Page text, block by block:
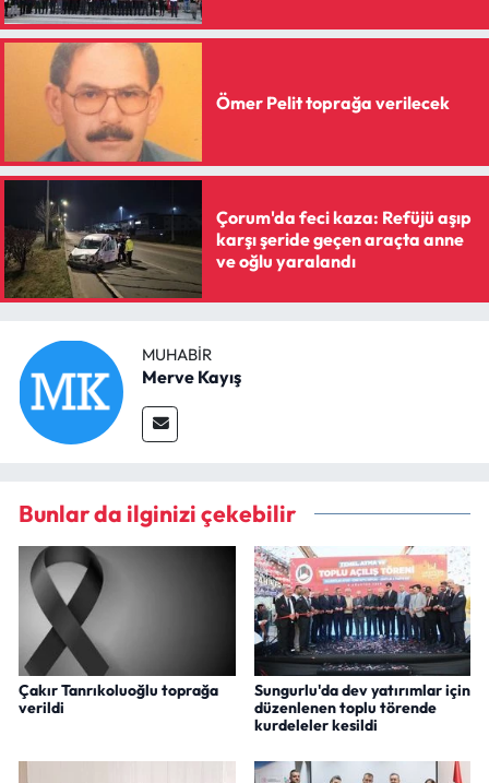
Ömer Pelit toprağa verilecek
Çorum'da feci kaza: Refüjü aşıp
karşı şeride geçen araçta anne
ve oğlu yaralandı
MUHABIR
Merve Kayış
Bunlar da ilginizi çekebilir
Çakır Tanrıkoluoğlu toprağa
verildi
Sungurlu'da dev yatırımlar için
düzenlenen toplu törende
kurdeleler kesildi
Uğurludağ Haberleri
Yaşam
Yayla Haber
Yemek Tarifleri
Yerel Haberler